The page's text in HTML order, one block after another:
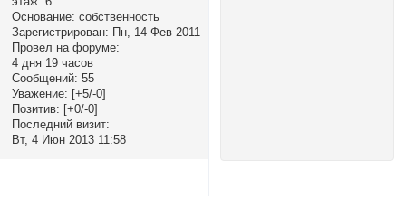
Основание: собственность
Зарегистрирован: Пн, 14 Фев 2011
Провел на форуме:
4 дня 19 часов
Сообщений: 55
Уважение: [+5/-0]
Позитив: [+0/-0]
Последний визит:
Вт, 4 Июн 2013 11:58